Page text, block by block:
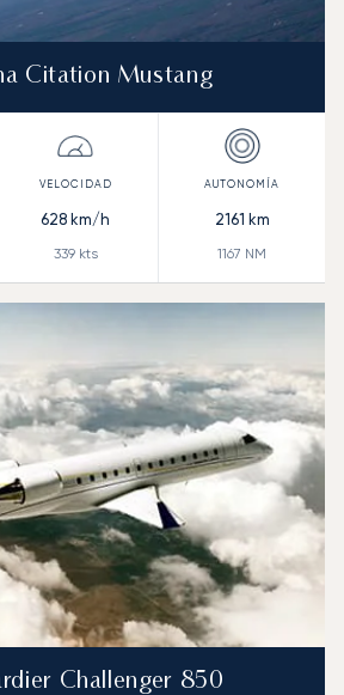
Citation Mustang
628 km/h
339kts
2161 km
1167 NM
Challenger 850